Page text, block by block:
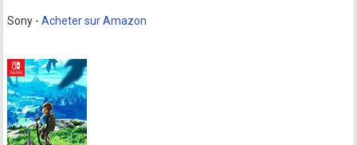
Sony -Acheter sur Amazon